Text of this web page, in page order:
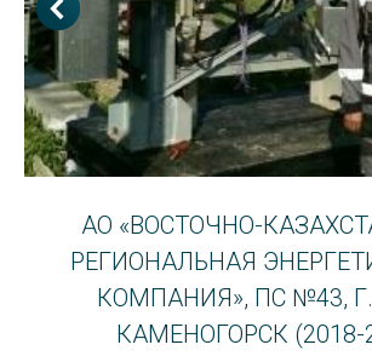
АО «ВОСТОЧНО-
РЕГИОНАЛЬНАЯ
КОМПАНИЯ», ПС №43,
КАМЕНОГОРСК (2018-